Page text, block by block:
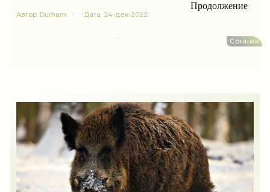
Продолжение
Автор Durham Дата 24-дек-2022
Сонник